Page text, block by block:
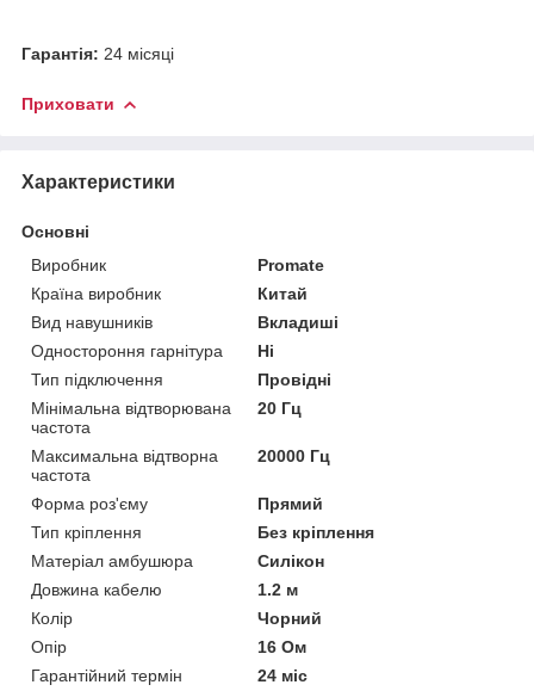
Гарантія: 24 місяці
Приховати
Характеристики
Основні
Виробник
Promate
Країна виробник
Китай
Вид навушників
Вкладиші
Одностороння гарнітура
Ні
Тип підключення
Провідні
Мінімальна відтворювана
частота
20 Гц
Максимальна відтворна
частота
20000 Гц
Форма роз'єму
Прямий
Тип кріплення
Без кріплення
Матеріал амбушюра
Силікон
Довжина кабелю
1.2 м
Колір
Чорний
Опір
16 Ом
Гарантійний термін
24 міс